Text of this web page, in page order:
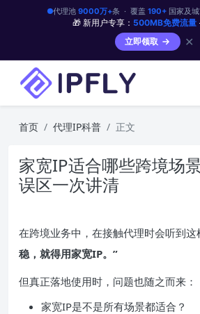
代理池 9000万+条 · 覆盖 190+国家及城
🎁 新用户专享： 500MB免费流量
立即领取
✕
首页 代理IP科普 正文
家宽IP适合哪些跨境场
误区一次讲清
在跨境业务中，在接触代理时会听到这
稳，就得用家宽IP。”
但真正落地使用时，问题也随之而来：
家宽IP是不是所有场景都适合？